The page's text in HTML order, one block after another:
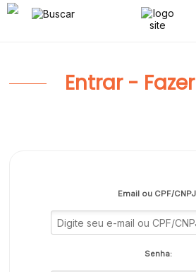
Entrar -
Email ou CPF/
Senha: